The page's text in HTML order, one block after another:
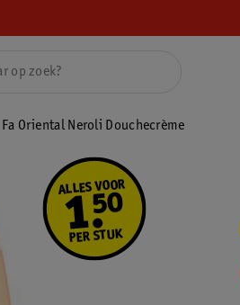
Fa Oriental Neroli Douchecrème